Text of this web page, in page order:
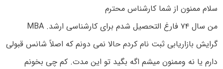
سلام ممنون از شما کارشناس محترم
من سال ۷۴ فارغ التحصیل شدم برای کارشناسی ارشد. MBA
گرایش بازاریابی ثبت نام کردم حالا نمی دونم که اصلاً شانس قبولی
دارم یا نه وممنون میشم اگه بگید تو این مدت. کم چی بخونم